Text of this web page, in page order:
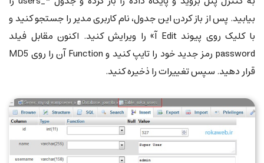
بیابید. پس از باز کردن این جدول، نام کاربری مدیر را جستجو کنید و
با کلیک روی پیوند Edit آ» را ویرایش کنید. اکنون مقابل فیلد
password رمز جدید خود را تایپ کنید و Function آن را روی MD5
قرار دهید. سپس تغییرات را ذخیره کنید.